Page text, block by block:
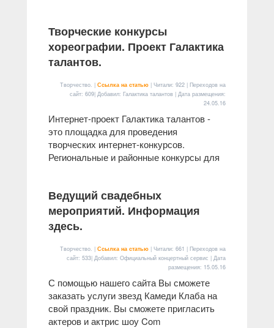
Творческие конкурсы
хореографии. Проект Галактика
талантов.
Творчество. | Ссылка на статью | Читали: 922 | Переходов на
сайт: 609| Добавил: Галактика талантов | Дата размещения:
24.05.16
Интернет-проект Галактика талантов -
это площадка для проведения
творческих интернет-конкурсов.
Региональные и районные конкурсы для
Ведущий свадебных
мероприятий. Информация
здесь.
Творчество. | Ссылка на статью | Читали: 661 | Переходов на
сайт: 533| Добавил: Официальный концертный сервис | Дата
размещения: 15.05.16
С помощью нашего сайта Вы сможете
заказать услуги звезд Камеди Клаба на
свой праздник. Вы сможете пригласить
актеров и актрис шоу Com